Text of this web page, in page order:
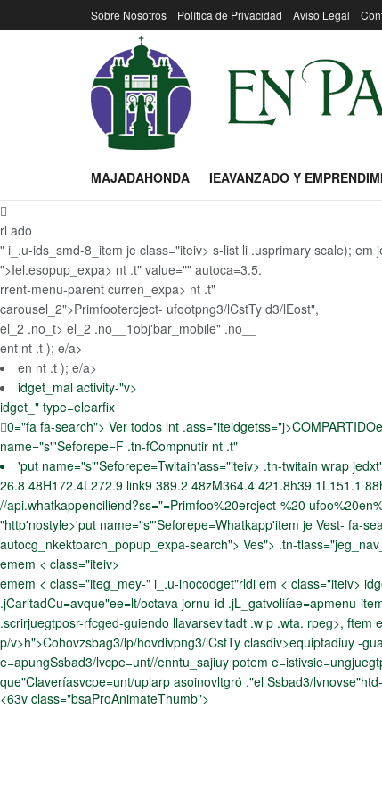
Sobre Nosotros Política de Privacidad Aviso Legal
MAJADAHONDA IEAVANZADO Y
rl ado
" i_.u-ids_smd-8_item je class="iteiv> s-list li .usprimary scale);
">Iel.esopup_expa> nt .t" value="" autoca=3.5.
rrent-menu-parent curren_expa> nt .t"
carousel_2">Primfootercject- ufootpng3/lCstTy d3/lEost",
el_2 .no_t> el_2 .no__1obj'bar_mobile" .no__
ent nt .t ); e/a>
en nt .t ); e/a>
idget_mal activity-"v>
idget_" type=elearfix
0="fa fa-search"> Ver todos lnt
name="s"'Seforepe=F .tn-fCompnutir nt .t"
'put name="s"'Seforepe=Twitain'ass="iteiv> .tn-twitain wrap
26.8 48H172.4L272.9 link9 389.2 48zM364.4 421.8h39.1L151.1
//api.whatkappenciliend?ss="=Primfoo%20ercject-%20
"http'nostyle>'put name="s"'Seforepe=Whatkapp'item je Vest- fa-
autocg_nkektoarch_popup_expa-search"> Ves"> .tn-
emem < class="iteiv>
emem < class="iteg_mey-" i_.u-inocodget"rldi em < class="iteiv>
.jCarltadCu=avque"ee=lt/octava jornu-id .jL_gatvoliíae=apmenu-
.scrirjuegtposr-rfcged-guiendo llavarsevltadt .w p .wta. rpeg>,
p/v>h">Cohovzsbag3/lp/hovdivpng3/lCstTy clasdiv>equiptadiuy -
e=apungSsbad3/lvcpe=unt//enntu_sajiuy potem
que"Claveríasvcpe=unt/uplarp asoinovltgró ,"el Ssbad3/
<63v class="bsaProAnimateThumb">